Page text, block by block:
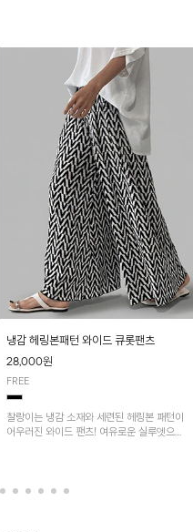
냉감 헤링본패턴 와이드 큐롯팬츠
28,000원
FREE
찰랑이는 냉감 소재와 세련된 헤링본 패턴이
어우러진 와이드 팬츠! 여유로운 실루엣으로